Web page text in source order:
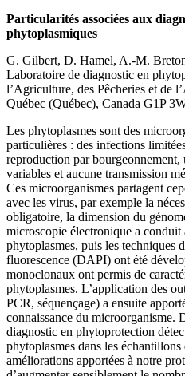
Particularités associées aux
phytoplasmiques
G. Gilbert, D. Hamel, A.-M.
Laboratoire de diagnostic en
l’Agriculture, des Pêcheries et de
Québec (Québec), Canada G1P
Les phytoplasmes sont des
particulières : des infections
reproduction par
variables et aucune transmission
Ces microorganismes partagent
avec les virus, par exemple la
obligatoire, la dimension du
microscopie électronique a conduit
phytoplasmes, puis les techniques
fluorescence (DAPI) ont été
monoclonaux ont permis de
phytoplasmes. L’application des
PCR, séquençage) a ensuite
connaissance du microorganisme.
diagnostic en phytoprotection
phytoplasmes dans les échantillons
améliorations apportées à notre